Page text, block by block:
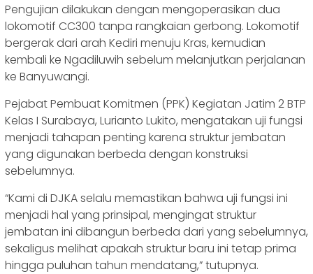
Pengujian dilakukan dengan mengoperasikan dua
lokomotif CC300 tanpa rangkaian gerbong. Lokomotif
bergerak dari arah Kediri menuju Kras, kemudian
kembali ke Ngadiluwih sebelum melanjutkan perjalanan
ke Banyuwangi.
Pejabat Pembuat Komitmen (PPK) Kegiatan Jatim 2 BTP
Kelas I Surabaya, Lurianto Lukito, mengatakan uji fungsi
menjadi tahapan penting karena struktur jembatan
yang digunakan berbeda dengan konstruksi
sebelumnya.
“Kami di DJKA selalu memastikan bahwa uji fungsi ini
menjadi hal yang prinsipal, mengingat struktur
jembatan ini dibangun berbeda dari yang sebelumnya,
sekaligus melihat apakah struktur baru ini tetap prima
hingga puluhan tahun mendatang,” tutupnya.